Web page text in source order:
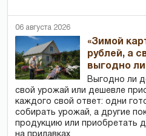
06 августа 2026
«Зимой
рублей, а
выгодно
Выгодно ли
свой урожай или дешевле
каждого свой ответ: одни
собирать урожай, а другие
продукцию или приобретать
на прилавках